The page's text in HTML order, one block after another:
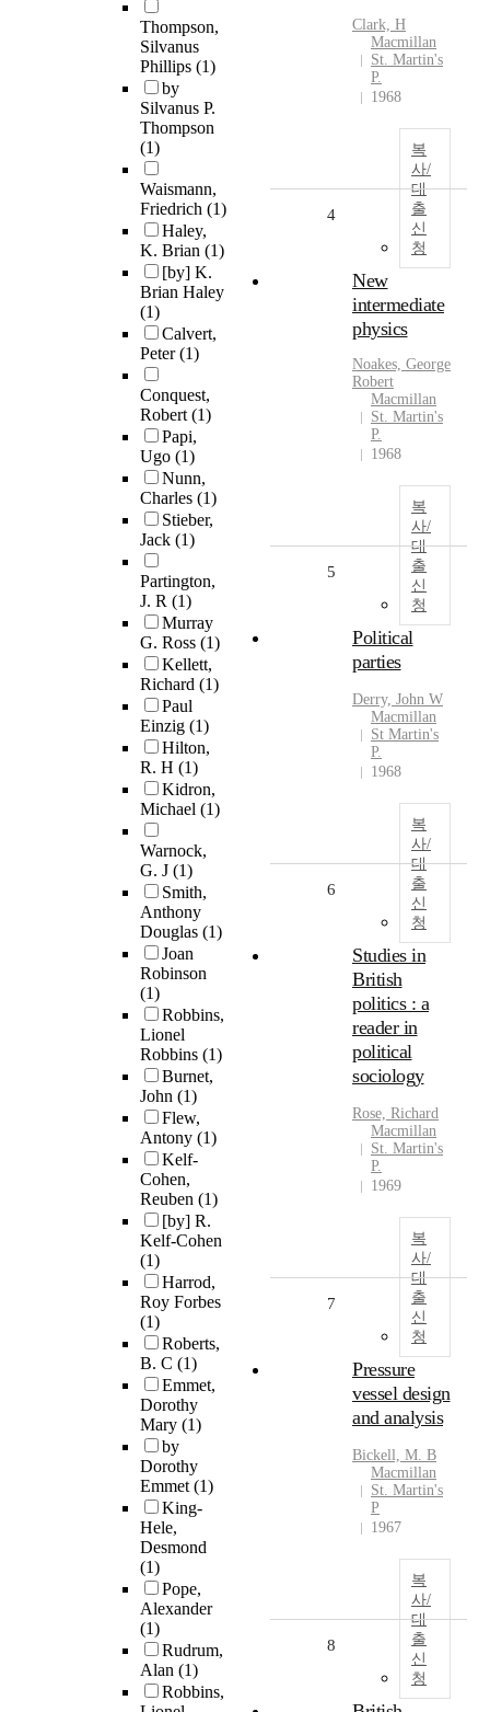
Thompson,
Silvanus
Phillips (1)
by
Silvanus P.
Thompson
(1)
Waismann,
Friedrich (1)
Haley,
K. Brian (1)
[by] K.
Brian Haley
(1)
Calvert,
Peter(1)
Conquest,
Robert(1)
Papi,
Ugo (1)
Nunn,
Charles (1)
Stieber,
Jack (1)
Partington,
J. R (1)
Murray
G. Ross (1)
Kellett,
Richard (1)
Paul
Einzig (1)
Hilton,
R. H (1)
Kidron,
Michael (1)
Warnock,
G. J (1)
Smith,
Anthony
Douglas (1)
Joan
Robinson
(1)
Robbins,
Lionel
Robbins (1)
Burnet,
John (1)
Flew,
Antony (1)
Kelf-
Cohen,
Reuben (1)
[by] R.
Kelf-Cohen
(1)
Harrod,
Roy Forbes
(1)
Roberts,
B. C (1)
Emmet,
Dorothy
Mary (1)
by
Dorothy
Emmet(1)
King-
Hele,
Desmond
(1)
Pope,
Alexander
(1)
Rudrum,
Alan (1)
Robbins,
Clark, H
Macmillan
St. Martin's
P.
1968
복
사/
대
출
신
청
4
New
intermediate
physics
Noakes, George
Robert
Macmillan
St. Martin's
P.
1968
복
사/
대
출
신
청
5
Political
parties
Derry, John W
Macmillan
St Martin's
P.
1968
복
사/
대
출
신
청
6
Studies in
British
politics : a
reader in
political
sociology
Rose, Richard
Macmillan
St. Martin's
P.
1969
복
사/
대
출
신
청
7
Pressure
vessel design
and analysis
Bickell, M. B
Macmillan
St. Martin's
P
1967
복
사/
대
출
신
청
8